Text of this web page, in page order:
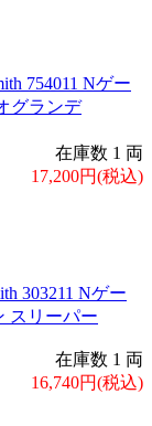
754011 Nゲー
グランデ
在庫数 1 両
17,200円(税込)
303211 Nゲー
スリーパー
在庫数 1 両
16,740円(税込)